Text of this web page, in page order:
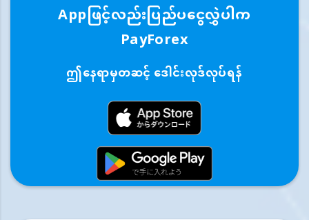
Appဖြင့်လည်းပြည်ပငွေလွှဲပါက
PayForex
ဤနေရာမှတဆင့် ဒေါင်းလုဒ်လုပ်ရန်